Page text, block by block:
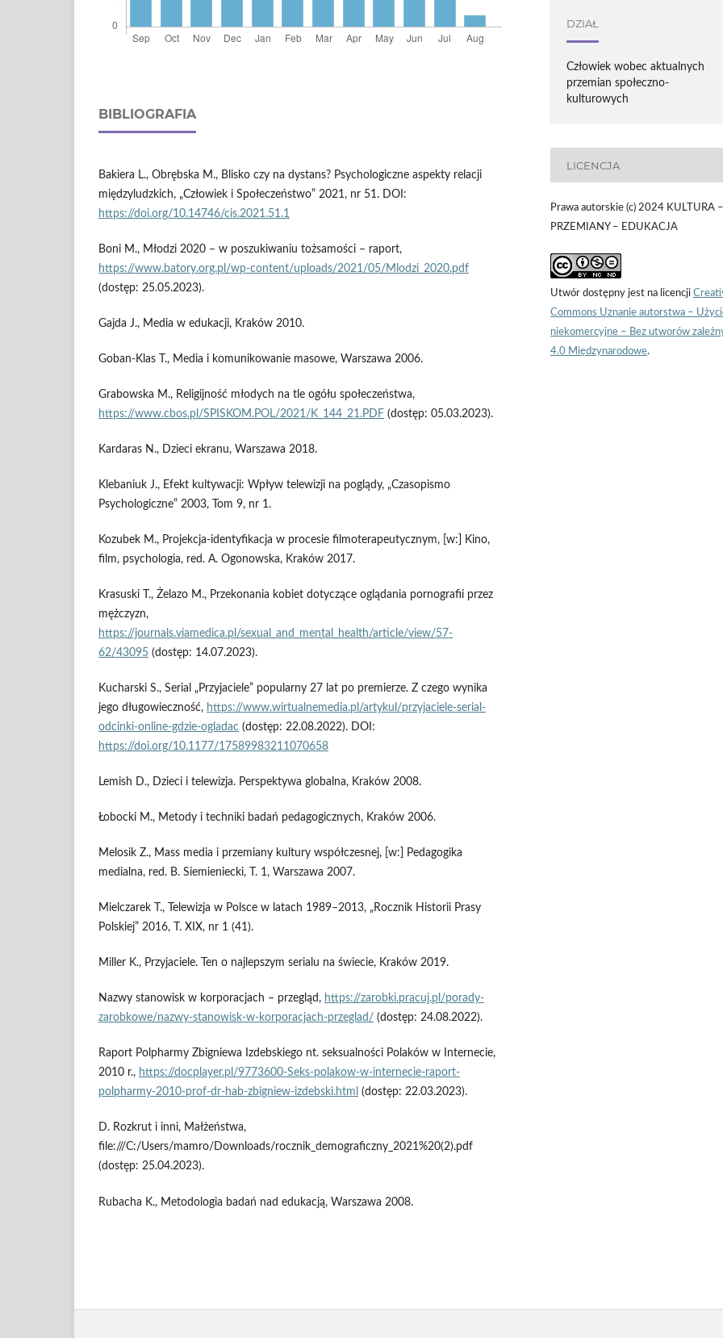
BIBLIOGRAFIA
Bakiera L., Obrębska M., Blisko czy na dystans? Psychologiczne aspekty relacji
międzyludzkich, „Człowiek i Społeczeństwo” 2021, nr 51. DOI:
https://doi.org/10.14746/cis.2021.51.1
Boni M., Młodzi 2020 – w poszukiwaniu tożsamości – raport,
https://www.batory.org.pl/wp-content/uploads/2021/05/Mlodzi_2020.pdf
(dostęp: 25.05.2023).
Gajda J., Media w edukacji, Kraków 2010.
Goban-Klas T., Media i komunikowanie masowe, Warszawa 2006.
Grabowska M., Religijność młodych na tle ogółu społeczeństwa,
https://www.cbos.pl/SPISKOM.POL/2021/K_144_21.PDF (dostęp: 05.03.2023).
Kardaras N., Dzieci ekranu, Warszawa 2018.
Klebaniuk J., Efekt kultywacji: Wpływ telewizji na poglądy, „Czasopismo
Psychologiczne” 2003, Tom 9, nr 1.
Kozubek M., Projekcja-identyfikacja w procesie filmoterapeutycznym, [w:] Kino,
film, psychologia, red. A. Ogonowska, Kraków 2017.
Krasuski T., Żelazo M., Przekonania kobiet dotyczące oglądania pornografii przez
mężczyzn,
https://journals.viamedica.pl/sexual_and_mental_health/article/view/57-
62/43095 (dostęp: 14.07.2023).
Kucharski S., Serial „Przyjaciele” popularny 27 lat po premierze. Z czego wynika
jego długowieczność, https://www.wirtualnemedia.pl/artykul/przyjaciele-serial-
odcinki-online-gdzie-ogladac (dostęp: 22.08.2022). DOI:
https://doi.org/10.1177/17589983211070658
Lemish D., Dzieci i telewizja. Perspektywa globalna, Kraków 2008.
Łobocki M., Metody i techniki badań pedagogicznych, Kraków 2006.
Melosik Z., Mass media i przemiany kultury współczesnej, [w:] Pedagogika
medialna, red. B. Siemieniecki, T. 1, Warszawa 2007.
Mielczarek T., Telewizja w Polsce w latach 1989–2013, „Rocznik Historii Prasy
Polskiej” 2016, T. XIX, nr 1 (41).
Miller K., Przyjaciele. Ten o najlepszym serialu na świecie, Kraków 2019.
Nazwy stanowisk w korporacjach – przegląd, https://zarobki.pracuj.pl/porady-
zarobkowe/nazwy-stanowisk-w-korporacjach-przeglad/ (dostęp: 24.08.2022).
Raport Polpharmy Zbigniewa Izdebskiego nt. seksualności Polaków w Internecie,
2010 r., https://docplayer.pl/9773600-Seks-polakow-w-internecie-raport-
polpharmy-2010-prof-dr-hab-zbigniew-izdebski.html (dostęp: 22.03.2023).
D. Rozkrut i inni, Małżeństwa,
file:///C:/Users/mamro/Downloads/rocznik_demograficzny_2021%20(2).pdf
(dostęp: 25.04.2023).
Rubacha K., Metodologia badań nad edukacją, Warszawa 2008.
DZIAŁ
Człowiek wobec aktualnych
przemian społeczno-
kulturowych
LICENCJA
Prawa autorskie (c) 2024 KULTURA –
PRZEMIANY – EDUKACJA
Utwór dostępny jest na licencji
Commons Uznanie autorstwa –
niekomercyjne – Bez utworów
4.0 Międzynarodowe.